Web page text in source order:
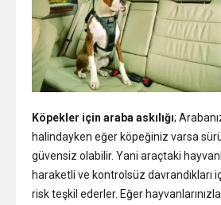
Köpekler için araba askılığı;
halindayken eğer köpeğiniz varsa
güvensiz olabilir. Yani araçtaki
haraketli ve kontrolsüz davrandıkları
risk teşkil ederler. Eğer